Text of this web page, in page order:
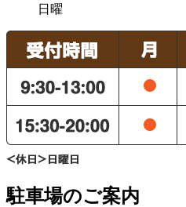
日曜
駐車場のご案内